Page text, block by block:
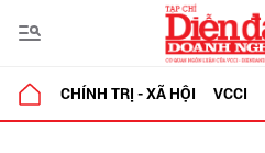
CHÍNH TRỊ - XÃ HỘI VCCI